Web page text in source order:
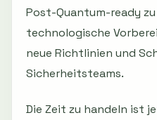
Post-Quantum-ready
technologische
neue Richtlinien und
Sicherheitsteams.
Die Zeit zu handeln ist